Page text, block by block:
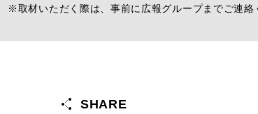
※取材いただく際は、事前に広報グループまでご連絡
SHARE